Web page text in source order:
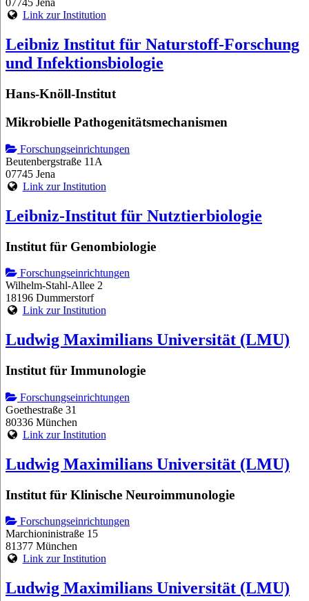
07745 Jena
Link zur Institution
Leibniz Institut für Naturstoff-Forschung
und Infektionsbiologie
Hans-Knöll-Institut
Mikrobielle Pathogenitätsmechanismen
Forschungseinrichtungen
Beutenbergstraße 11A
07745 Jena
Link zur Institution
Leibniz-Institut für Nutztierbiologie
Institut für Genombiologie
Forschungseinrichtungen
Wilhelm-Stahl-Allee 2
18196 Dummerstorf
Link zur Institution
Ludwig Maximilians Universität (LMU)
Institut für Immunologie
Forschungseinrichtungen
Goethestraße 31
80336 München
Link zur Institution
Ludwig Maximilians Universität (LMU)
Institut für Klinische Neuroimmunologie
Forschungseinrichtungen
Marchioninistraße 15
81377 München
Link zur Institution
Ludwig Maximilians Universität (LMU)